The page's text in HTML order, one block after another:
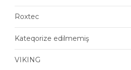
Roxtec
Kateqorize edilmemiş
VIKING